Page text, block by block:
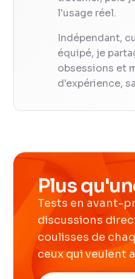
l'usage réel.
Indépendant,
équipé, je
obsessions et
d'expérience,
Plus
Tests en avant-
discussions
coulisses de
ceux qui veulent